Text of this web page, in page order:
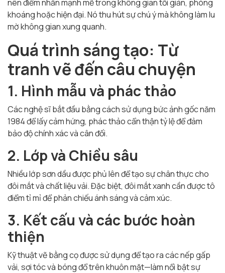
nên điểm nhấn mạnh mẽ trong không gian tối giản, phóng
khoáng hoặc hiện đại. Nó thu hút sự chú ý mà không làm lu
mờ không gian xung quanh.
Quá trình sáng tạo: Từ
tranh vẽ đến câu chuyện
1. Hình mẫu và phác thảo
Các nghệ sĩ bắt đầu bằng cách sử dụng bức ảnh gốc năm
1984 để lấy cảm hứng, phác thảo cẩn thận tỷ lệ để đảm
bảo độ chính xác và cân đối.
2. Lớp và Chiều sâu
Nhiều lớp sơn dầu được phủ lên để tạo sự chân thực cho
đôi mắt và chất liệu vải. Đặc biệt, đôi mắt xanh cần được tô
điểm tỉ mỉ để phản chiếu ánh sáng và cảm xúc.
3. Kết cấu và các bước hoàn
thiện
Kỹ thuật vẽ bằng cọ được sử dụng để tạo ra các nếp gấp
vải, sợi tóc và bóng đổ trên khuôn mặt—làm nổi bật sự